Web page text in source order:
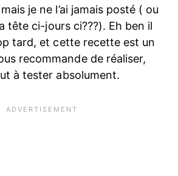
je ne l’ai jamais posté ( ou
tête ci-jours ci???). Eh ben il
tard, et cette recette est un
recommande de réaliser,
à tester absolument.